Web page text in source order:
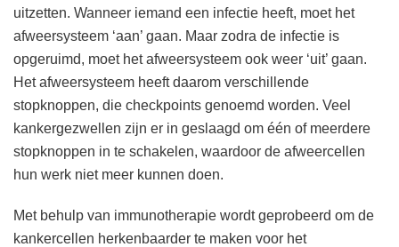
uitzetten. Wanneer iemand een infectie heeft, moet het
afweersysteem ‘aan’ gaan. Maar zodra de infectie is
opgeruimd, moet het afweersysteem ook weer ‘uit’ gaan.
Het afweersysteem heeft daarom verschillende
stopknoppen, die checkpoints genoemd worden. Veel
kankergezwellen zijn er in geslaagd om één of meerdere
stopknoppen in te schakelen, waardoor de afweercellen
hun werk niet meer kunnen doen.
Met behulp van immunotherapie wordt geprobeerd om de
kankercellen herkenbaarder te maken voor het